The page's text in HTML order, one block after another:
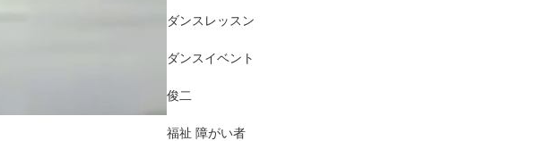
ダンスレッスン
ダンスイベント
俊二
福祉 障がい者